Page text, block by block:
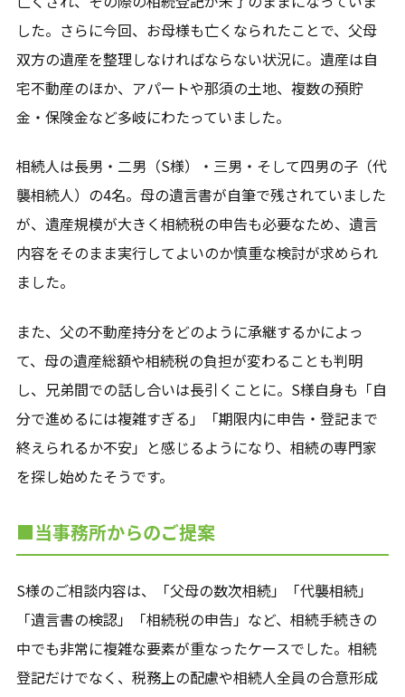
した。さらに今回、お母様も亡くなられたことで、父母
双方の遺産を整理しなければならない状況に。遺産は自
宅不動産のほか、アパートや那須の土地、複数の預貯
金・保険金など多岐にわたっていました。
相続人は長男・二男（S様）・三男・そして四男の子（代
襲相続人）の4名。母の遺言書が自筆で残されていました
が、遺産規模が大きく相続税の申告も必要なため、遺言
内容をそのまま実行してよいのか慎重な検討が求められ
ました。
また、父の不動産持分をどのように承継するかによっ
て、母の遺産総額や相続税の負担が変わることも判明
し、兄弟間での話し合いは長引くことに。S様自身も「自
分で進めるには複雑すぎる」「期限内に申告・登記まで
終えられるか不安」と感じるようになり、相続の専門家
を探し始めたそうです。
■当事務所からのご提案
S様のご相談内容は、「父母の数次相続」「代襲相続」
「遺言書の検認」「相続税の申告」など、相続手続きの
中でも非常に複雑な要素が重なったケースでした。相続
登記だけでなく、税務上の配慮や相続人全員の合意形成
東京都
対応エリア一覧を見る